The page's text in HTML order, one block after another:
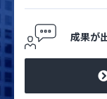
成果が